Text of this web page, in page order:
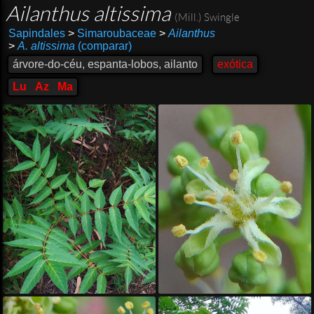
Ailanthus altissima (Mill.) Swingle
Sapindales >Simaroubaceae > Ailanthus
> A. altissima (comparar)
árvore-do-céu, espanta-lobos, ailanto
exótica
Lu
Az Ma